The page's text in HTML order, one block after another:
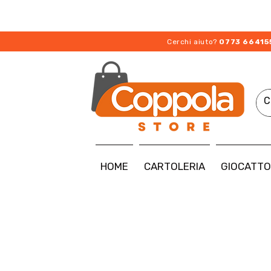
Cerchi aiuto? 0773
HOME CARTOLERIA